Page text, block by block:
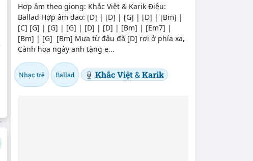
Hợp âm theo giọng: Khắc Việt & Karik Điệu:
Ballad Hợp âm dao: [D] | [D] | [G] | [D] | [Bm] |
[C] [G] | [G] | [G] | [D] | [D] | [Bm] | [Em7] |
[Bm] | [G] [Bm] Mưa từ đâu đã [D] rơi ở phía xa,
Cành hoa ngày anh tặng e...
Nhạc trẻ Ballad Khắc Việt&Karik